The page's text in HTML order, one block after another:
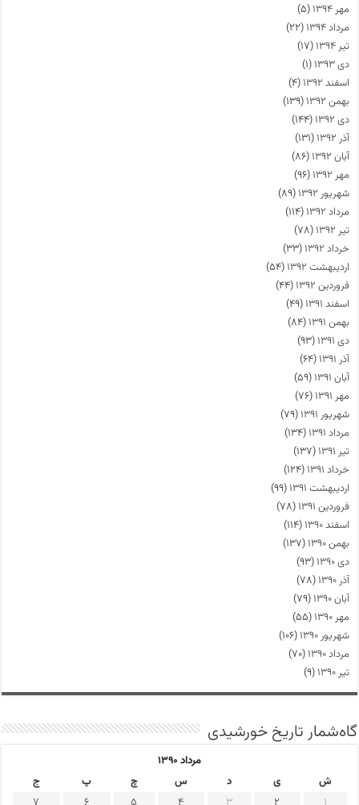
مهر ۱۳۹۴
(۵)
مرداد ۱۳۹۴
(۲۲)
تیر ۱۳۹۴
(۱۷)
دی ۱۳۹۳
(۱)
اسفند ۱۳۹۲
(۴)
بهمن ۱۳۹۲
(۱۳۹)
دی ۱۳۹۲
(۱۴۴)
آذر ۱۳۹۲
(۱۳۱)
آبان ۱۳۹۲
(۸۶)
مهر ۱۳۹۲
(۹۶)
شهریور ۱۳۹۲
(۸۹)
مرداد ۱۳۹۲
(۱۱۴)
تیر ۱۳۹۲
(۷۸)
خرداد ۱۳۹۲
(۳۳)
اردیبهشت ۱۳۹۲
(۵۴)
فروردین ۱۳۹۲
(۴۴)
اسفند ۱۳۹۱
(۴۹)
بهمن ۱۳۹۱
(۸۴)
دی ۱۳۹۱
(۹۳)
آذر ۱۳۹۱
(۶۴)
آبان ۱۳۹۱
(۵۹)
مهر ۱۳۹۱
(۷۶)
شهریور ۱۳۹۱
(۷۹)
مرداد ۱۳۹۱
(۱۳۴)
تیر ۱۳۹۱
(۱۳۷)
خرداد ۱۳۹۱
(۱۲۴)
اردیبهشت ۱۳۹۱
(۹۹)
فروردین ۱۳۹۱
(۷۸)
اسفند ۱۳۹۰
(۱۱۴)
بهمن ۱۳۹۰
(۱۳۷)
دی ۱۳۹۰
(۹۳)
آذر ۱۳۹۰
(۷۸)
آبان ۱۳۹۰
(۷۹)
مهر ۱۳۹۰
(۵۵)
شهریور ۱۳۹۰
(۱۰۶)
مرداد ۱۳۹۰
(۷۰)
تیر ۱۳۹۰
(۹)
گاه‌شمار تاریخ خورشیدی
مرداد ۱۳۹۰
ش
ی د س چ پ
ج